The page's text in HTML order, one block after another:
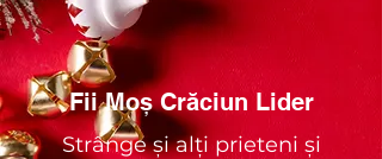
Fii Moș Crăciun Lider
Strânge și alți prieteni și